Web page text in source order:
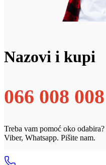
Nazovi i kupi
066 008 008
Treba vam pomoć oko
Viber, Whatsapp. Pišite nam.